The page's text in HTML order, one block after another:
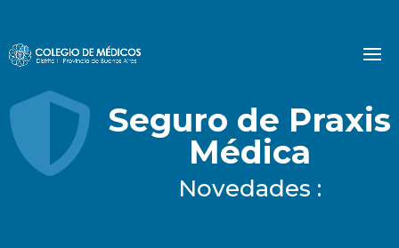
 Seguro de Praxis
Médica
Novedades :